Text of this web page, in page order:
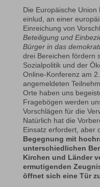
Die Europäische
einlud, an einer
Einreichung von
Beteiligung und
Bürger in das
drei Bereichen fördern
Sozialpolitik und der
Online-Konferenz am
angemeldeten
Orte haben uns
Fragebögen werden
Vorschlägen für die
Natürlich hat die
Einsatz erfordert, aber
Begegnung mit
unterschiedlichen
Kirchen und Länder
ermutigenden
öffnet sich eine Tür